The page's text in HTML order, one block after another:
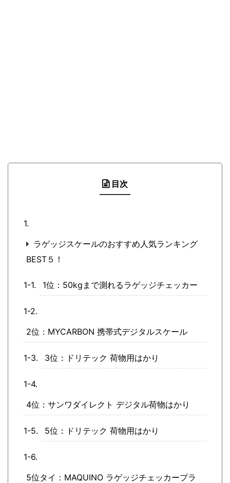
目次
ラゲッジスケールのおすすめ人気ランキング
BEST５！
1位：50kgまで測れるラゲッジチェッカー
2位：MYCARBON 携帯式デジタルスケール
3位：ドリテック 荷物用はかり
4位：サンワダイレクト デジタル荷物はかり
5位：ドリテック 荷物用はかり
5位タイ：MAQUINO ラゲッジチェッカープラ